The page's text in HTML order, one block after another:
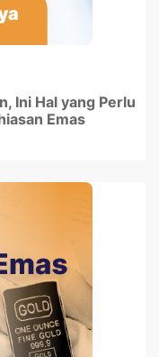
Ini Hal yang Perlu
Emas